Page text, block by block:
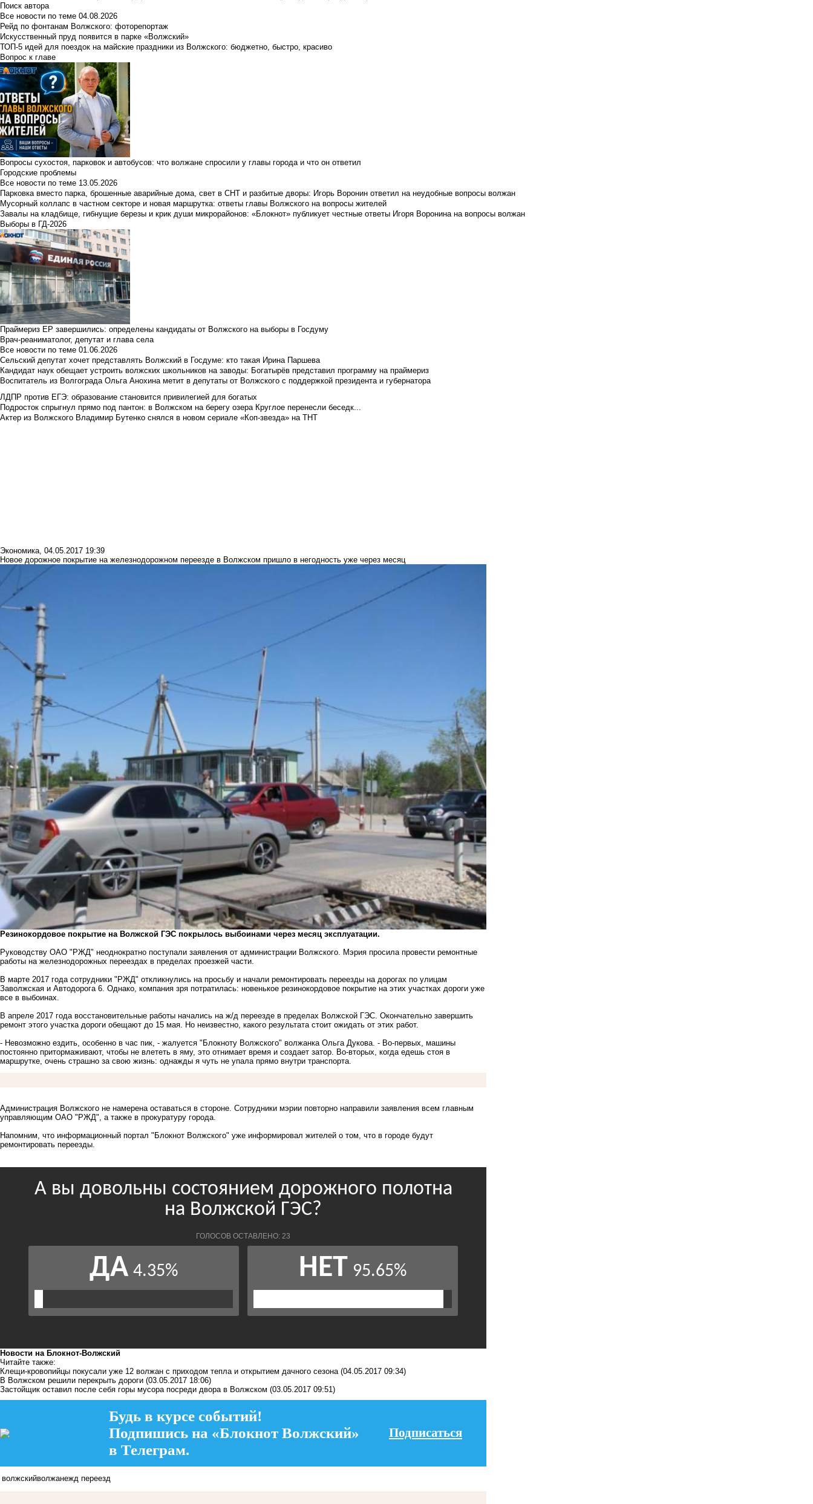
Поиск автора
Все новости по теме 04.08.2026
Рейд по фонтанам Волжского: фоторепортаж
Искусственный пруд появится в парке «Волжский»
ТОП-5 идей для поездок на майские праздники из Волжского: бюджетно, быстро, красиво
Вопрос к главе
Вопросы сухостоя, парковок и автобусов: что волжане спросили у главы города и что он ответил
Городские проблемы
Все новости по теме 13.05.2026
Парковка вместо парка, брошенные аварийные дома, свет в СНТ и разбитые дворы: Игорь Воронин ответил на неудобные вопросы волжан
Мусорный коллапс в частном секторе и новая маршрутка: ответы главы Волжского на вопросы жителей
Завалы на кладбище, гибнущие березы и крик души микрорайонов: «Блокнот» публикует честные ответы Игоря Воронина на вопросы волжан
Выборы в ГД-2026
Праймериз ЕР завершились: определены кандидаты от Волжского на выборы в Госдуму
Врач-реаниматолог, депутат и глава села
Все новости по теме 01.06.2026
Сельский депутат хочет представлять Волжский в Госдуме: кто такая Ирина Паршева
Кандидат наук обещает устроить волжских школьников на заводы: Богатырёв представил программу на праймериз
Воспитатель из Волгограда Ольга Анохина метит в депутаты от Волжского с поддержкой президента и губернатора
ЛДПР против ЕГЭ: образование становится привилегией для богатых
Подросток спрыгнул прямо под пантон: в Волжском на берегу озера Круглое перенесли беседк...
Актер из Волжского Владимир Бутенко снялся в новом сериале «Коп-звезда» на ТНТ
Экономика, 04.05.2017 19:39
Новое дорожное покрытие на железнодорожном переезде в Волжском пришло в негодность уже через месяц
Резинокордовое покрытие на Волжской ГЭС покрылось выбоинами через месяц эксплуатации.
Руководству ОАО "РЖД" неоднократно поступали заявления от администрации Волжского. Мэрия просила провести ремонтные
работы на железнодорожных переездах в пределах проезжей части.
В марте 2017 года сотрудники "РЖД" откликнулись на просьбу и начали ремонтировать переезды на дорогах по улицам
Заволжская и Автодорога 6. Однако, компания зря потратилась: новенькое резинокордовое покрытие на этих участках дороги уже
все в выбоинах.
В апреле 2017 года восстановительные работы начались на ж/д переезде в пределах Волжской ГЭС. Окончательно завершить
ремонт этого участка дороги обещают до 15 мая. Но неизвестно, какого результата стоит ожидать от этих работ.
- Невозможно ездить, особенно в час пик, - жалуется "Блокноту Волжского" волжанка Ольга Дукова. - Во-первых, машины
постоянно притормаживают, чтобы не влететь в яму, это отнимает время и создает затор. Во-вторых, когда едешь стоя в
маршрутке, очень страшно за свою жизнь: однажды я чуть не упала прямо внутри транспорта.
Администрация Волжского не намерена оставаться в стороне. Сотрудники мэрии повторно направили заявления всем главным
управляющим ОАО "РЖД", а также в прокуратуру города.
Напомним, что информационный портал "Блокнот Волжского" уже информировал жителей о том, что в городе будут
ремонтировать переезды
Новости на Блoкнoт-Волжский
Читайте также:
Клещи-кровопийцы покусали уже 12 волжан с приходом тепла и открытием дачного сезона (04.05.2017 09:34)
В Волжском решили перекрыть дороги (03.05.2017 18:06)
Застойщик оставил после себя горы мусора посреди двора в Волжском (03.05.2017 09:51)
Будь в курсе событий!
Подпишись на «Блокнот Волжский»
в Телеграм.
Подписаться
волжскийволжанежд переезд